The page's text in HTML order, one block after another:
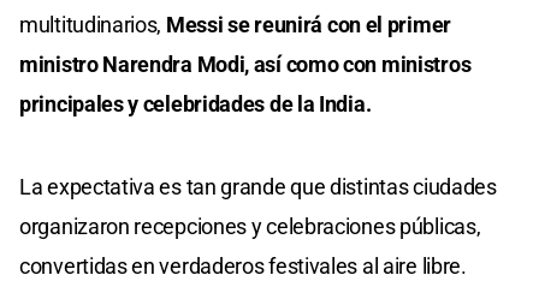
multitudinarios, Messi se reunirá con el primer
ministro Narendra Modi, así como con ministros
principales y celebridades de la India.
La expectativa es tan grande que distintas ciudades
organizaron recepciones y celebraciones públicas,
convertidas en verdaderos festivales al aire libre.